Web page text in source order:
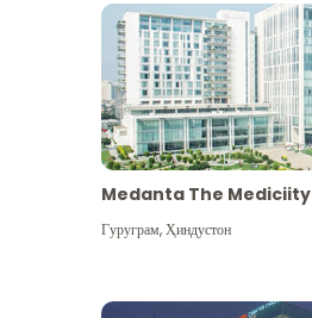
Medanta The Mediciity
Гуруграм,Ҳиндустон